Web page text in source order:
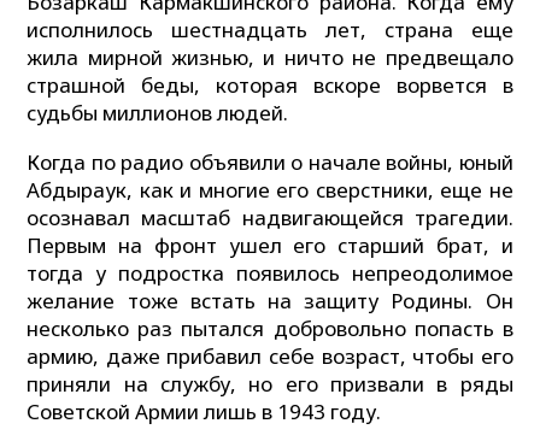
исполнилось шестнадцать лет, страна еще
жила мирной жизнью, и ничто не предвещало
страшной беды, которая вскоре ворвется в
судьбы миллионов людей.
Когда по радио объявили о начале войны, юный
Абдыраук, как и многие его сверстники, еще не
осознавал масштаб надвигающейся трагедии.
Первым на фронт ушел его старший брат, и
тогда у подростка появилось непреодолимое
желание тоже встать на защиту Родины. Он
несколько раз пытался добровольно попасть в
армию, даже прибавил себе возраст, чтобы его
приняли на службу, но его призвали в ряды
Советской Армии лишь в 1943 году.